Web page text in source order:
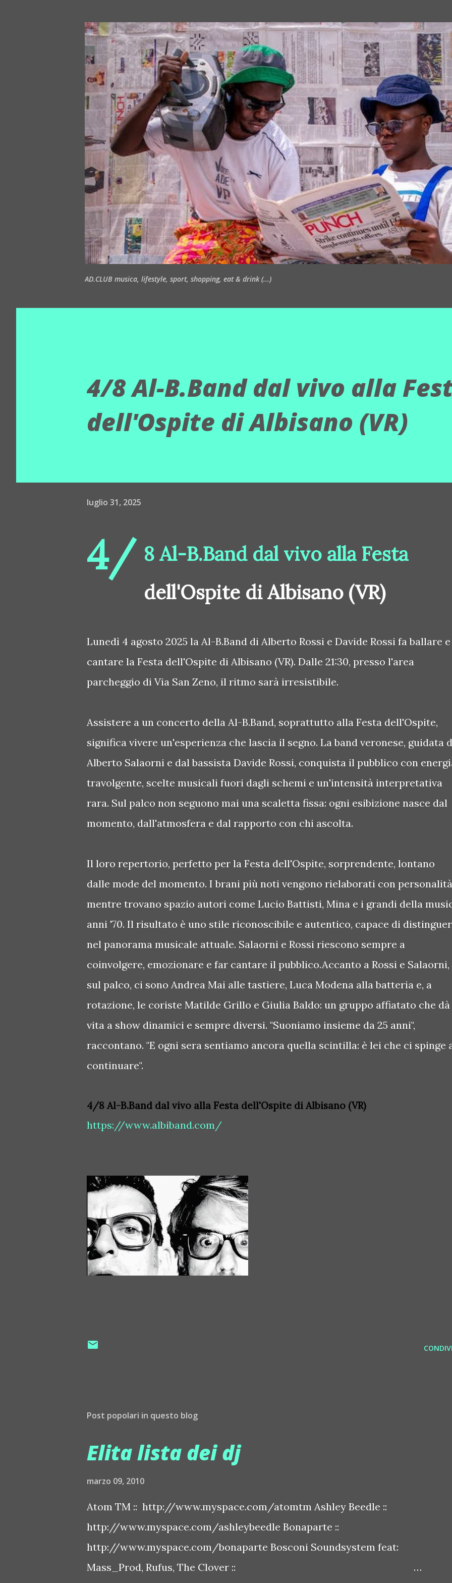
AD.CLUB musica, lifestyle, sport, shopping, eat & drink (...)
4/8 Al-B.Band dal vivo alla
dell'Ospite di Albisano (VR)
luglio 31, 2025
4/ 8 Al-B.Band dal vivo alla Festa
dell'Ospite di Albisano (VR)
Lunedì 4 agosto 2025 la Al-B.Band di Alberto Rossi e Davide Rossi fa ballare e
cantare la Festa dell'Ospite di Albisano (VR). Dalle 21:30, presso l'area
parcheggio di Via San Zeno, il ritmo sarà irresistibile.
Assistere a un concerto della Al-B.Band, soprattutto alla Festa dell'Ospite,
significa vivere un'esperienza che lascia il segno. La band veronese, guidata
Alberto Salaorni e dal bassista Davide Rossi, conquista il pubblico con
travolgente, scelte musicali fuori dagli schemi e un'intensità interpretativa
rara. Sul palco non seguono mai una scaletta fissa: ogni esibizione nasce dal
momento, dall'atmosfera e dal rapporto con chi ascolta.
Il loro repertorio, perfetto per la Festa dell'Ospite, sorprendente, lontano
dalle mode del momento. I brani più noti vengono rielaborati con
mentre trovano spazio autori come Lucio Battisti, Mina e i grandi della
anni '70. Il risultato è uno stile riconoscibile e autentico, capace di
nel panorama musicale attuale. Salaorni e Rossi riescono sempre a
coinvolgere, emozionare e far cantare il pubblico.Accanto a Rossi e Salaorni,
sul palco, ci sono Andrea Mai alle tastiere, Luca Modena alla batteria e, a
rotazione, le coriste Matilde Grillo e Giulia Baldo: un gruppo affiatato che dà
vita a show dinamici e sempre diversi. "Suoniamo insieme da 25 anni",
raccontano. "E ogni sera sentiamo ancora quella scintilla: è lei che ci spinge
continuare".
4/8 Al-B.Band dal vivo alla Festa dell'Ospite di Albisano (VR)
https://www.albiband.com/
Post popolari in questo blog
Elita lista dei dj
marzo 09, 2010
Atom TM :: http://www.myspace.com/atomtm Ashley Beedle ::
http://www.myspace.com/ashleybeedle Bonaparte ::
http://www.myspace.com/bonaparte Bosconi Soundsystem feat:
Mass_Prod, Rufus, The Clover ::